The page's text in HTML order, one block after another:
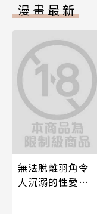
漫畫最新
無法脫離羽角令
人沉溺的性愛～